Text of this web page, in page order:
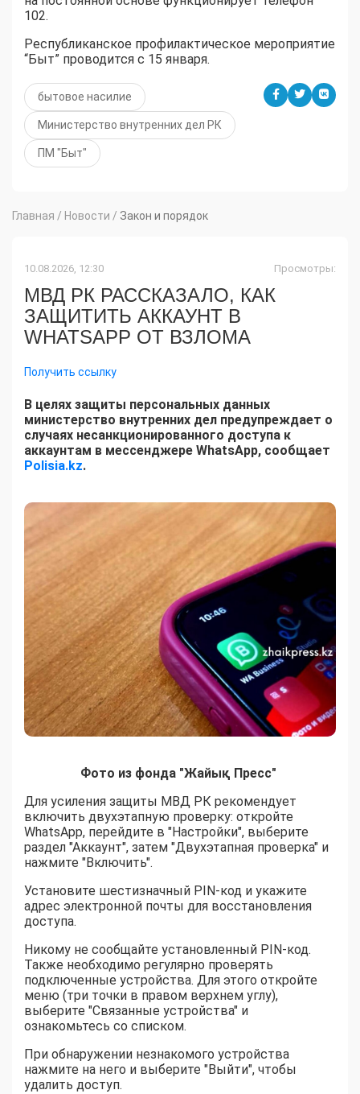
102.
Республиканское профилактическое мероприятие
“Быт” проводится с 15 января.
бытовое насилие
Министерство внутренних дел РК
ПМ "Быт"
Главная / Новости / Закон и порядок
10.08.2026, 12:30 Просмотры:
МВД РК РАССКАЗАЛО, КАК
ЗАЩИТИТЬ АККАУНТ В
WHATSAPP ОТ ВЗЛОМА
Получить ссылку
В целях защиты персональных данных
министерство внутренних дел предупреждает о
случаях несанкционированного доступа к
аккаунтам в мессенджере WhatsApp, сообщает
Polisia.kz.
Фото из фонда "Жайық Пресс"
Для усиления защиты МВД РК рекомендует
включить двухэтапную проверку: откройте
WhatsApp, перейдите в "Настройки", выберите
раздел "Аккаунт", затем "Двухэтапная проверка" и
нажмите "Включить".
Установите шестизначный PIN-код и укажите
адрес электронной почты для восстановления
доступа.
Никому не сообщайте установленный PIN-код.
Также необходимо регулярно проверять
подключенные устройства. Для этого откройте
меню (три точки в правом верхнем углу),
выберите "Связанные устройства" и
ознакомьтесь со списком.
При обнаружении незнакомого устройства
нажмите на него и выберите "Выйти", чтобы
удалить доступ.